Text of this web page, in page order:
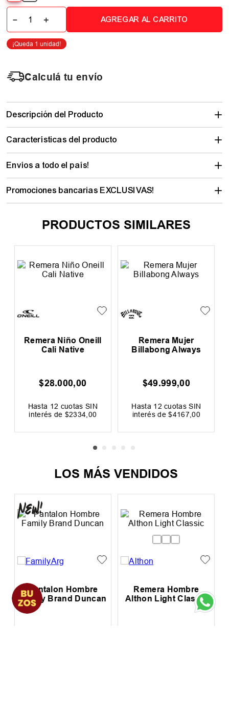
＋
－ AGREGAR AL CARRITO
Calculá tu envío
Descripción del Producto
Características del producto
Envíos a todo el país!
Promociones bancarias EXCLUSIVAS!
PRODUCTOS SIMILARES
Remera Niño Oneill
12cuotas SIN
Precio sin impuestos nacionales:
$ 23.140 50
Remera Mujer
Hasta12 cuotas SIN
$ 41.321 ,49
LOS MÁS VENDIDOS